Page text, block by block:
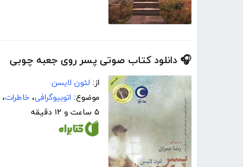
🎧 دانلود کتاب صوتی پسر روی جعبه چوبی
از: لئون لایسن
موضوع: اتوبیوگرافی، خاطرات،
۵ ساعت و ۱۲ دقیقه